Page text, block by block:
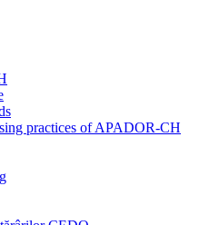
practices of APADOR-CH